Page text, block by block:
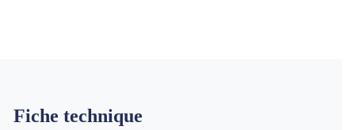
Fiche technique